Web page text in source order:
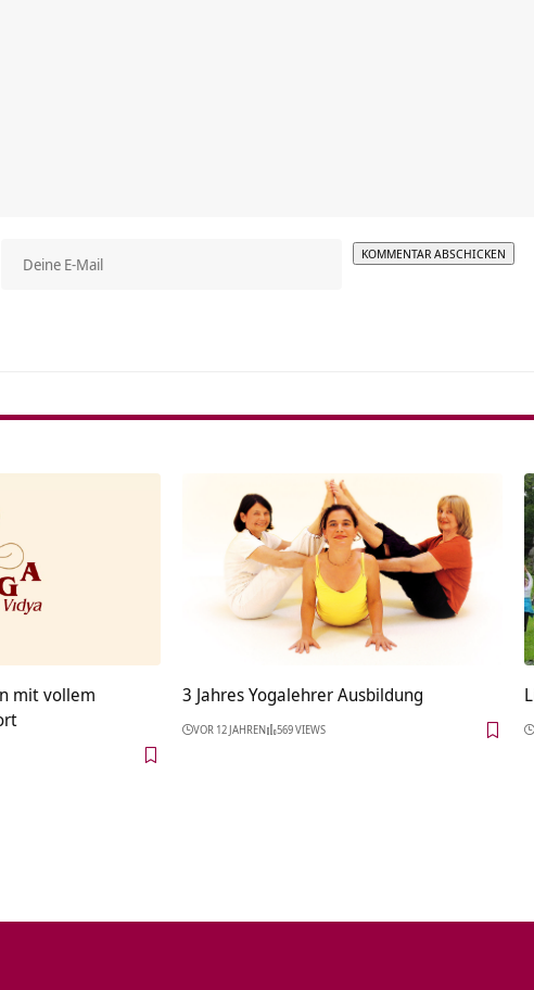
mit vollem
3 Jahres Yogalehrer Ausbildung
VOR 12 JAHREN 569 VIEWS